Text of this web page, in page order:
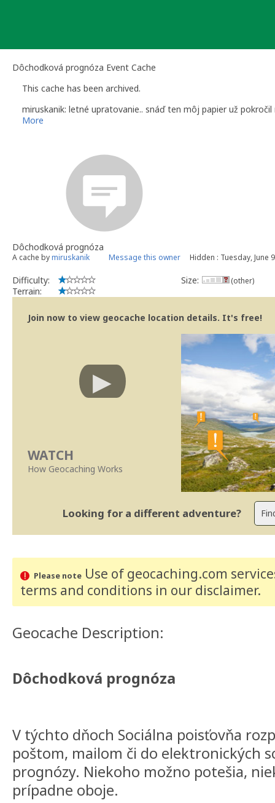
Dôchodková prognóza Event Cache
This cache has been archived.
miruskanik: letné upratovanie.. snáď ten môj papier už
More
Dôchodková prognóza
A cache bymiruskanik Message this owner Hidden : Tuesday, June
Difficulty:
Terrain:
Size: (other)
Join now to view geocache location details. It's free!
WATCH
How Geocaching Works
Looking for a different adventure?
Please noteUse of geocaching.com
terms and conditions in our disclaimer.
Geocache Description:
Dôchodková prognóza
V týchto dňoch Sociálna poisťovňa
poštom, mailom či do elektronických
prognózy. Niekoho možno potešia,
prípadne oboje.